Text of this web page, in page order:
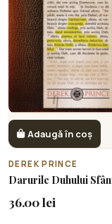
Adaugă în coș
DEREK PRINCE
Darurile Duhului
36.00 lei